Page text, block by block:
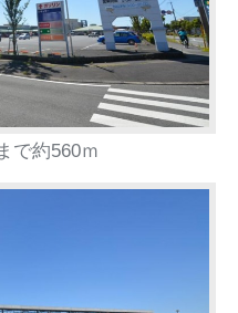
で約560ｍ